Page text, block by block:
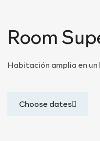
Room
Habitación amplia en
Choose dates